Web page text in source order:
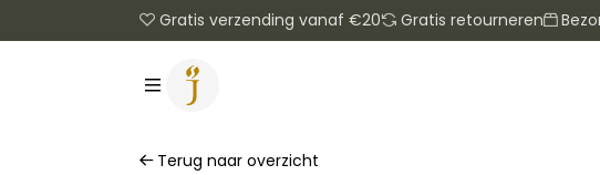
Gratis verzending vanaf €20 Gratis retourneren
Terug naar overzicht